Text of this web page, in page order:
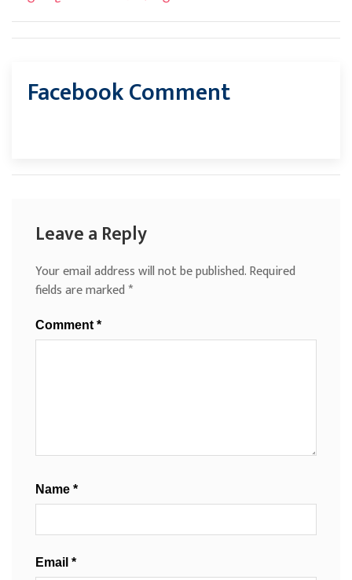
Facebook Comment
Leave a Reply
Your email address will not be published.Required
fields are marked*
Comment *
Name *
Email *